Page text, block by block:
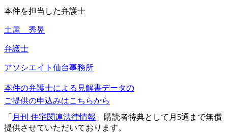
本件を担当した弁護士
土屋 秀晃
弁護士
アソシエイト 仙台事務所
本件の弁護士による見解書データの
ご提供の申込みはこちらから
「 月刊 住宅関連法律情報 」購読者特典として月5通まで無償
提供させていただいております。